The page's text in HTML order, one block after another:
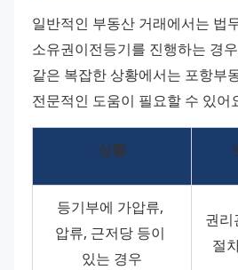
일반적인 부동산 거래에서는 법
소유권이전등기를 진행하는 경
같은 복잡한 상황에서는 포항부
전문적인 도움이 필요할 수 있어
상황
등기부에 가압류,
압류, 근저당 등이
있는 경우
권리
절